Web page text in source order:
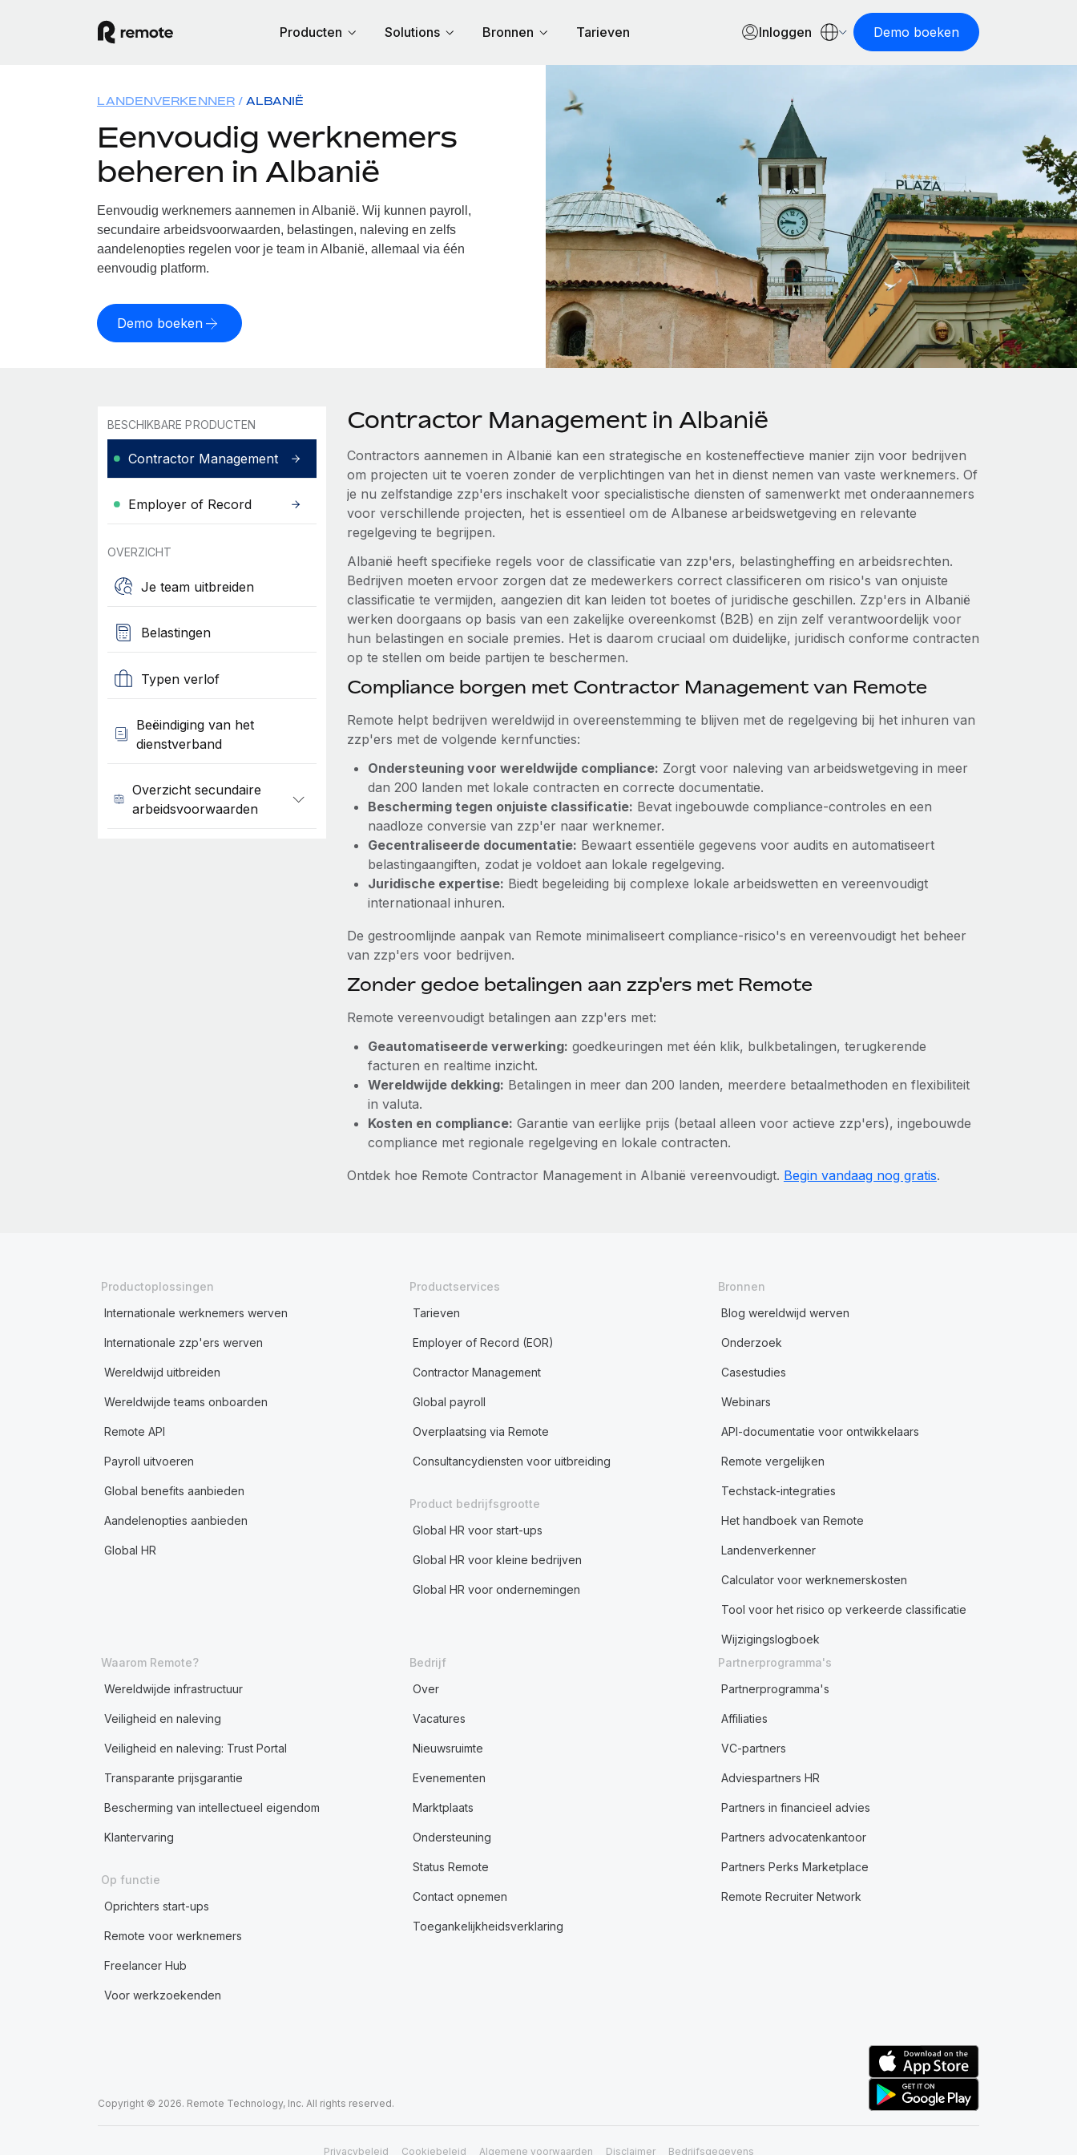
Producten Solutions Bronnen Tarieven Inloggen Demo boeken
LANDENVERKENNER ALBANIË
Eenvoudig werknemers
beheren in Albanië
Eenvoudig werknemers aannemen in Albanië. Wij kunnen payroll,
secundaire arbeidsvoorwaarden, belastingen, naleving en zelfs
aandelenopties regelen voor je team in Albanië, allemaal via één
eenvoudig platform.
Demo boeken
BESCHIKBARE PRODUCTEN
Contractor Management
Employer of Record
OVERZICHT
Je team uitbreiden
Belastingen
Typen verlof
Beëindiging van het
dienstverband
Overzicht secundaire
arbeidsvoorwaarden
Contractor Management in Albanië
Contractors aannemen in Albanië kan een strategische en kosteneffectieve manier zijn voor bedrijven
om projecten uit te voeren zonder de verplichtingen van het in dienst nemen van vaste werknemers. Of
je nu zelfstandige zzp'ers inschakelt voor specialistische diensten of samenwerkt met onderaannemers
voor verschillende projecten, het is essentieel om de Albanese arbeidswetgeving en relevante
regelgeving te begrijpen.
Albanië heeft specifieke regels voor de classificatie van zzp'ers, belastingheffing en arbeidsrechten.
Bedrijven moeten ervoor zorgen dat ze medewerkers correct classificeren om risico's van onjuiste
classificatie te vermijden, aangezien dit kan leiden tot boetes of juridische geschillen. Zzp'ers in Albanië
werken doorgaans op basis van een zakelijke overeenkomst (B2B) en zijn zelf verantwoordelijk voor
hun belastingen en sociale premies. Het is daarom cruciaal om duidelijke, juridisch conforme contracten
op te stellen om beide partijen te beschermen.
Compliance borgen met Contractor Management van Remote
Remote helpt bedrijven wereldwijd in overeenstemming te blijven met de regelgeving bij het inhuren van
zzp'ers met de volgende kernfuncties:
Ondersteuning voor wereldwijde compliance: Zorgt voor naleving van arbeidswetgeving in meer
dan 200 landen met lokale contracten en correcte documentatie.
Bescherming tegen onjuiste classificatie: Bevat ingebouwde compliance-controles en een
naadloze conversie van zzp'er naar werknemer.
Gecentraliseerde documentatie: Bewaart essentiële gegevens voor audits en automatiseert
belastingaangiften, zodat je voldoet aan lokale regelgeving.
Juridische expertise: Biedt begeleiding bij complexe lokale arbeidswetten en vereenvoudigt
internationaal inhuren.
De gestroomlijnde aanpak van Remote minimaliseert compliance-risico's en vereenvoudigt het beheer
van zzp'ers voor bedrijven.
Zonder gedoe betalingen aan zzp'ers met Remote
Remote vereenvoudigt betalingen aan zzp'ers met:
Geautomatiseerde verwerking: goedkeuringen met één klik, bulkbetalingen, terugkerende
facturen en realtime inzicht.
Wereldwijde dekking: Betalingen in meer dan 200 landen, meerdere betaalmethoden en flexibiliteit
in valuta.
Kosten en compliance: Garantie van eerlijke prijs (betaal alleen voor actieve zzp'ers), ingebouwde
compliance met regionale regelgeving en lokale contracten.
Ontdek hoe Remote Contractor Management in Albanië vereenvoudigt. Begin vandaag nog gratis.
Productoplossingen
Internationale werknemers werven
Internationale zzp'ers werven
Wereldwijd uitbreiden
Wereldwijde teams onboarden
Remote API
Payroll uitvoeren
Global benefits aanbieden
Aandelenopties aanbieden
Global HR
Productservices
Tarieven
Employer of Record (EOR)
Contractor Management
Global payroll
Overplaatsing via Remote
Consultancydiensten voor uitbreiding
Product bedrijfsgrootte
Global HR voor start-ups
Global HR voor kleine bedrijven
Global HR voor ondernemingen
Bronnen
Blog wereldwijd werven
Onderzoek
Casestudies
Webinars
API-documentatie voor ontwikkelaars
Remote vergelijken
Techstack-integraties
Het handboek van Remote
Landenverkenner
Calculator voor werknemerskosten
Tool voor het risico op verkeerde classificatie
Wijzigingslogboek
Waarom Remote?
Wereldwijde infrastructuur
Veiligheid en naleving
Veiligheid en naleving: Trust Portal
Transparante prijsgarantie
Bescherming van intellectueel eigendom
Klantervaring
Op functie
Oprichters start-ups
Remote voor werknemers
Freelancer Hub
Voor werkzoekenden
Bedrijf
Over
Vacatures
Nieuwsruimte
Evenementen
Marktplaats
Ondersteuning
Status Remote
Contact opnemen
Toegankelijkheidsverklaring
Partnerprogramma's
Partnerprogramma's
Affiliaties
VC-partners
Adviespartners HR
Partners in financieel advies
Partners advocatenkantoor
Partners Perks Marketplace
Remote Recruiter Network
Copyright © 2026. Remote Technology, Inc. All rights reserved.
Privacybeleid Cookiebeleid Algemene voorwaarden Disclaimer Bedrijfsgegevens